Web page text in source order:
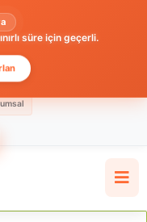
süre için geçerli.